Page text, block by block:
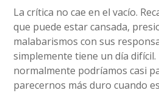
La crítica no cae en el vacío.
que puede estar cansada,
malabarismos con sus
simplemente tiene un día
normalmente podríamos casi
parecernos más duro cuando